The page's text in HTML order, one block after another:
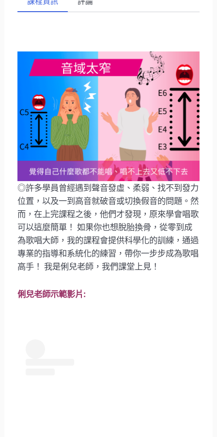
◎許多學員曾經遇到聲音發虛、柔弱、找不到發力
位置，以及一到高音就破音或切換假音的問題。然
而，在上完課程之後，他們才發現，原來學會唱歌
可以這麼簡單！ 如果你也想脫胎換骨，從零到成
為歌唱大師，我的課程會提供科學化的訓練，通過
專業的指導和系統化的練習，帶你一步步成為歌唱
高手！ 我是俐兒老師，我們課堂上見！
俐兒老師示範影片: